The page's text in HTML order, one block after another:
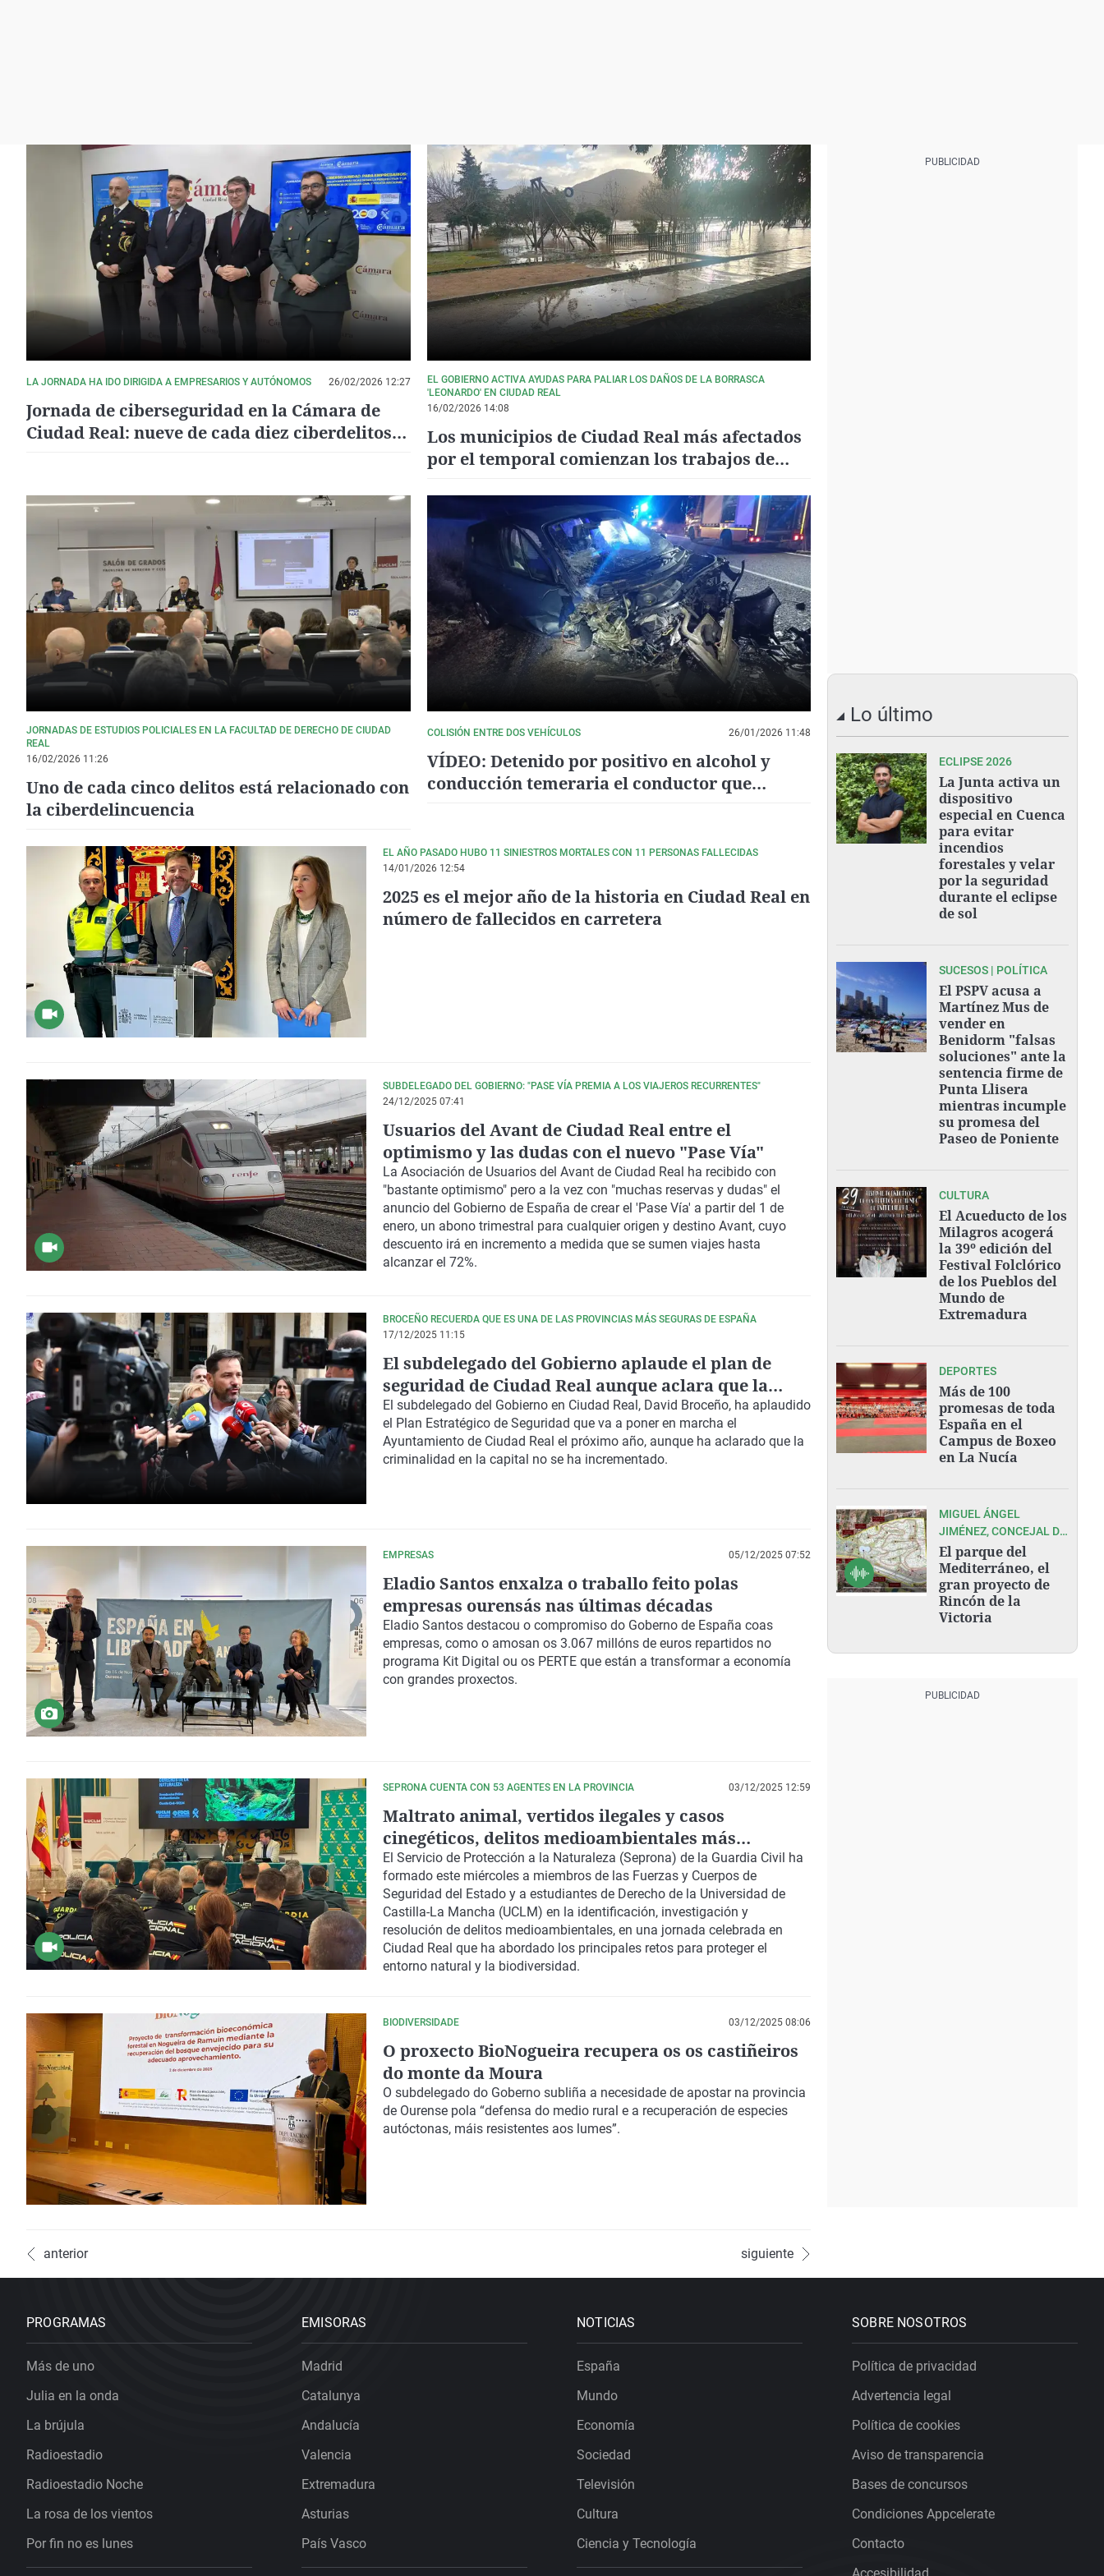
LA JORNADA HA IDO DIRIGIDA A EMPRESARIOS Y AUTÓNOMOS 26/02/2026 12:27
Jornada de ciberseguridad en la Cámara de
Ciudad Real: nueve de cada diez ciberdelitos
EL GOBIERNO ACTIVA AYUDAS PARA PALIAR LOS DAÑOS DE LA BORRASCA
'LEONARDO' EN CIUDAD REAL
16/02/2026 14:08
Los municipios de Ciudad Real más afectados
por el temporal comienzan los trabajos de
JORNADAS DE ESTUDIOS POLICIALES EN LA FACULTAD DE DERECHO DE CIUDAD
REAL
16/02/2026 11:26
Uno de cada cinco delitos está relacionado con
la ciberdelincuencia
COLISIÓN ENTRE DOS VEHÍCULOS 26/01/2026 11:48
VÍDEO: Detenido por positivo en alcohol y
conducción temeraria el conductor que
EL AÑO PASADO HUBO 11 SINIESTROS MORTALES CON 11 PERSONAS FALLECIDAS
14/01/2026 12:54
2025 es el mejor año de la historia en Ciudad Real en
número de fallecidos en carretera
SUBDELEGADO DEL GOBIERNO: "PASE VÍA PREMIA A LOS VIAJEROS RECURRENTES"
24/12/2025 07:41
Usuarios del Avant de Ciudad Real entre el
optimismo y las dudas con el nuevo "Pase Vía"
La Asociación de Usuarios del Avant de Ciudad Real ha recibido con
"bastante optimismo" pero a la vez con "muchas reservas y dudas" el
anuncio del Gobierno de España de crear el 'Pase Vía' a partir del 1 de
enero, un abono trimestral para cualquier origen y destino Avant, cuyo
descuento irá en incremento a medida que se sumen viajes hasta
alcanzar el 72%.
BROCEÑO RECUERDA QUE ES UNA DE LAS PROVINCIAS MÁS SEGURAS DE ESPAÑA
17/12/2025 11:15
El subdelegado del Gobierno aplaude el plan de
seguridad de Ciudad Real aunque aclara que la
criminalidad no ha aumentado
El subdelegado del Gobierno en Ciudad Real, David Broceño, ha aplaudido
el Plan Estratégico de Seguridad que va a poner en marcha el
Ayuntamiento de Ciudad Real el próximo año, aunque ha aclarado que la
criminalidad en la capital no se ha incrementado.
EMPRESAS 05/12/2025 07:52
Eladio Santos enxalza o traballo feito polas
empresas ourensás nas últimas décadas
Eladio Santos destacou o compromiso do Goberno de España coas
empresas, como o amosan os 3.067 millóns de euros repartidos no
programa Kit Digital ou os PERTE que están a transformar a economía
con grandes proxectos.
SEPRONA CUENTA CON 53 AGENTES EN LA PROVINCIA 03/12/2025 12:59
Maltrato animal, vertidos ilegales y casos
cinegéticos, delitos medioambientales más
habituales en Ciudad Real
El Servicio de Protección a la Naturaleza (Seprona) de la Guardia Civil ha
formado este miércoles a miembros de las Fuerzas y Cuerpos de
Seguridad del Estado y a estudiantes de Derecho de la Universidad de
Castilla-La Mancha (UCLM) en la identificación, investigación y
resolución de delitos medioambientales, en una jornada celebrada en
Ciudad Real que ha abordado los principales retos para proteger el
entorno natural y la biodiversidad.
BIODIVERSIDADE 03/12/2025 08:06
O proxecto BioNogueira recupera os os castiñeiros
do monte da Moura
O subdelegado do Goberno subliña a necesidade de apostar na provincia
de Ourense pola “defensa do medio rural e a recuperación de especies
autóctonas, máis resistentes aos lumes”.
anterior siguiente
Lo último
ECLIPSE 2026
La Junta activa un
dispositivo
especial en Cuenca
para evitar
incendios
forestales y velar
por la seguridad
durante el eclipse
de sol
SUCESOS | POLÍTICA
El PSPV acusa a
Martínez Mus de
vender en
Benidorm "falsas
soluciones" ante la
sentencia firme de
Punta Llisera
mientras incumple
su promesa del
Paseo de Poniente
CULTURA
El Acueducto de los
Milagros acogerá
la 39º edición del
Festival Folclórico
de los Pueblos del
Mundo de
Extremadura
DEPORTES
Más de 100
promesas de toda
España en el
Campus de Boxeo
en La Nucía
MIGUEL ÁNGEL
JIMÉNEZ, CONCEJAL DE
RINCÓN DE LA VICTORIA
El parque del
Mediterráneo, el
gran proyecto de
Rincón de la
Victoria
PROGRAMAS
Más de uno
Julia en la onda
La brújula
Radioestadio
Radioestadio Noche
La rosa de los vientos
Por fin no es lunes
EMISORAS
Madrid
Catalunya
Andalucía
Valencia
Extremadura
Asturias
País Vasco
NOTICIAS
España
Mundo
Economía
Sociedad
Televisión
Cultura
Ciencia y Tecnología
SOBRE NOSOTROS
Política de privacidad
Advertencia legal
Política de cookies
Aviso de transparencia
Bases de concursos
Condiciones Appcelerate
Contacto